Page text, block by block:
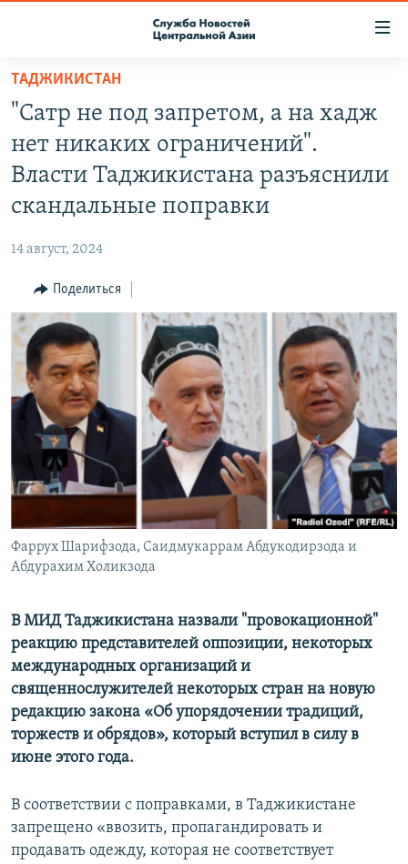
Вернуться
основному
содержанию
Вернутся
главной
Вернутся
поиску
О ПРОЕКТЕ
ПОДПИСКА
КОНТАКТЫ
МИГРАНТ МЕДИА
ТАДЖИКИСТАН
"Сатр не под запретом, а на хадж
нет никаких ограничений".
Власти Таджикистана разъяснили
скандальные поправки
14 август, 2024
Поделиться
Фаррух Шарифзода, Саидмукаррам Абдукодирзода и
Абдурахим Холикзода
В МИД Таджикистана назвали "провокационной"
реакцию представителей оппозиции, некоторых
международных организаций и
священнослужителей некоторых стран на новую
редакцию закона «Об упорядочении традиций,
торжеств и обрядов», который вступил в силу в
июне этого года.
В соответствии с поправками, в Таджикистане
запрещено «ввозить, пропагандировать и
продавать одежду, которая не соответствует